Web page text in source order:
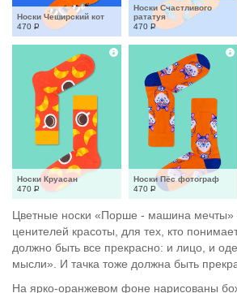
Носки Чеширский кот
470 Р
Носки Счастливого
рататуя
470 Р
Носки Круасан
470 Р
Носки Пёс фотограф
470 Р
Цветные носки «Порше - машина
ценителей красоты, для тех, кто
должно быть все прекрасно: и лицо, и
мысли». И тачка тоже должна быть
На ярко-оранжевом фоне нарисованы